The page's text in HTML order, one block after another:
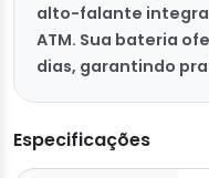
alto-falante
ATM. Sua bateria
dias, garantindo
Especificações